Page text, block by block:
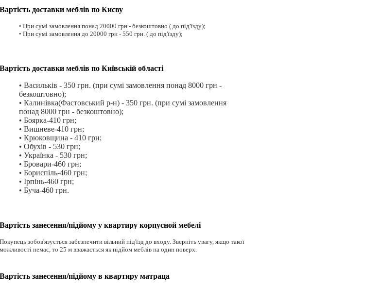
Вартість доставки меблів по Києву
• При сумі замовлення понад 20000 грн - безкоштовно ( до під'їзду);
• При сумі замовлення до 20000 грн - 550 грн. ( до під'їзду);
Вартість доставки меблів по Київській області
• Васильків - 350 грн. (при сумі замовлення понад 8000 грн -
безкоштовно);
• Калинівка(Фастовський р-н) - 350 грн. (при сумі замовлення
понад 8000 грн - безкоштовно);
• Боярка-410 грн;
• Вишневе-410 грн;
• Крюковщина - 410 грн;
• Обухів - 530 грн;
• Українка - 530 грн;
• Бровари-460 грн;
• Бориспіль-460 грн;
• Ірпінь-460 грн;
• Буча-460 грн.
Вартість занесення/підйому у квартиру корпусной мебелі
Покупець зобов'язується забезпечити вільний під'їзд до входу. Зверніть увагу, якщо такої
можливості немає, то 25 м вважається як підйом меблів на один поверх.
Вартість занесення/підйому в квартиру матраца